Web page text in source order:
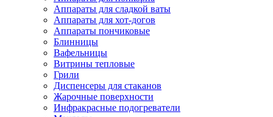
Аппараты для сладкой ваты
Аппараты для хот-догов
Аппараты пончиковые
Блинницы
Вафельницы
Витрины тепловые
Грили
Диспенсеры для стаканов
Жарочные поверхности
Инфракрасные подогреватели